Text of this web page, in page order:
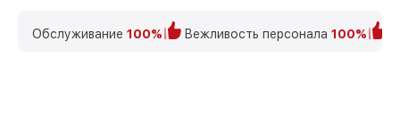
Обслуживание 100% Вежливость персонала 100%